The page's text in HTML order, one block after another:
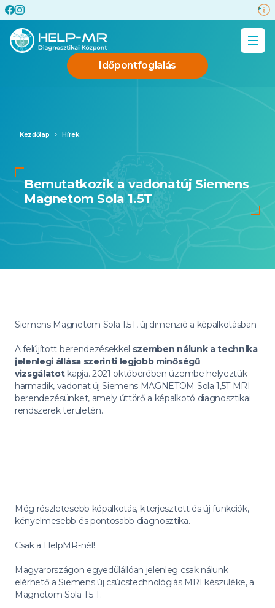
Időpontfoglalás
Kezdőlap Hírek
Bemutatkozik a vadonatúj Siemens
Magnetom Sola 1.5T
Siemens Magnetom Sola 1.5T, új dimenzió a képalkotásban
A felújított berendezésekkel szemben nálunk a technika
jelenlegi állása szerinti legjobb minőségű
vizsgálatot kapja. 2021 októberében üzembe helyeztük
harmadik, vadonat új Siemens MAGNETOM Sola 1,5T MRI
berendezésünket, amely úttörő a képalkotó diagnosztikai
rendszerek területén.
Még részletesebb képalkotás, kiterjesztett és új funkciók,
kényelmesebb és pontosabb diagnosztika.
Csak a HelpMR-nél!
Magyarországon egyedülállóan jelenleg csak nálunk
elérhető a Siemens új csúcstechnológiás MRI készüléke, a
Magnetom Sola 1.5 T.